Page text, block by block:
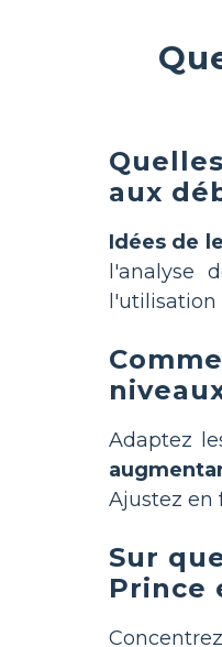
aux
Idées de
l'analyse
Adaptez
Ajustez en
Sur
Prince